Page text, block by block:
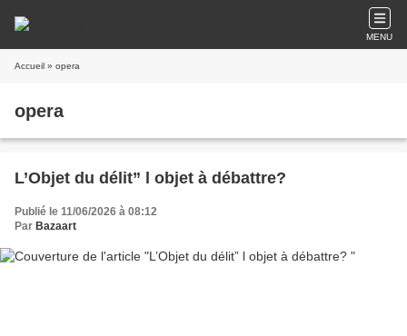
MENU
Accueil » opera
opera
L’Objet du délit” l objet à débattre?
Publié le 11/06/2026 à 08:12
Par Bazaart